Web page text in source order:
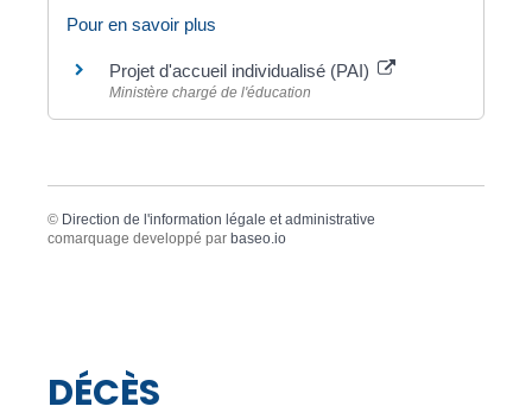
Pour en savoir plus
Projet d'accueil individualisé (PAI)
Ministère chargé de l'éducation
© Direction de l'information légale et administrative
comarquage developpé par baseo.io
DÉCÈS